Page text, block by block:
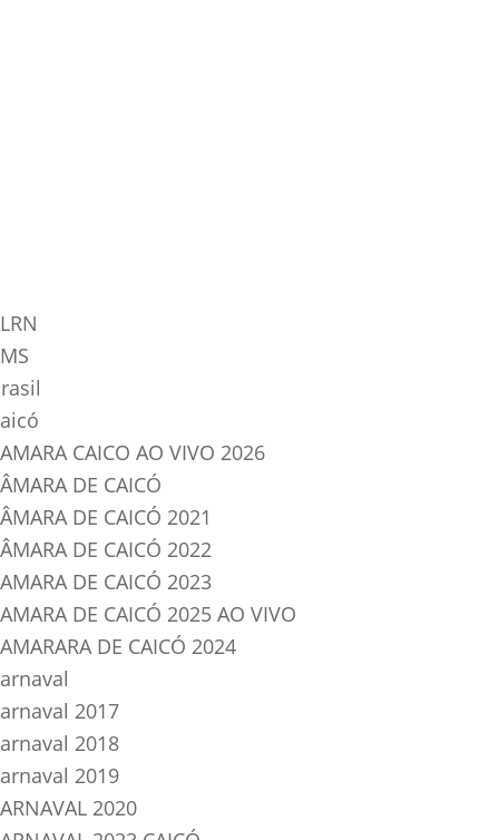
CAICO AO VIVO 2026
DE CAICÓ
DE CAICÓ 2021
DE CAICÓ 2022
DE CAICÓ 2023
DE CAICÓ 2025 AO VIVO
DE CAICÓ 2024
2017
2018
2019
2020